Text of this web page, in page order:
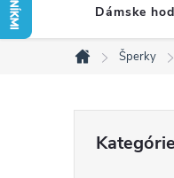
Dámske
Domov
Šperky
kategórie
Kategórie